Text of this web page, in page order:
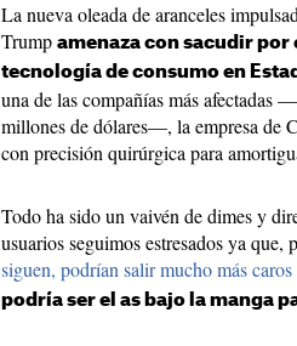
La nueva oleada de aranceles
Trump amenaza con sacudir
tecnología de consumo en
una de las compañías más afectadas
millones de dólares—, la empresa de
con precisión quirúrgica para
Todo ha sido un vaivén de dimes y
usuarios seguimos estresados ya que,
siguen, podrían salir mucho más caros
podría ser el as bajo la manga